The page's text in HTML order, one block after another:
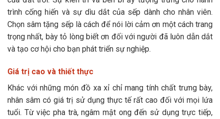
trình cống hiến và sự dìu dắt của sếp dành cho nhân viên.
Chọn sâm tặng sếp là cách để nói lời cảm ơn một cách trang
trọng nhất, bày tỏ lòng biết ơn đối với người đã luôn dẫn dắt
và tạo cơ hội cho bạn phát triển sự nghiệp.
Giá trị cao và thiết thực
Khác với những món đồ xa xỉ chỉ mang tính chất trưng bày,
nhân sâm có giá trị sử dụng thực tế rất cao đối với mọi lứa
tuổi. Từ việc pha trà, ngâm mật ong đến sử dụng trực tiếp,